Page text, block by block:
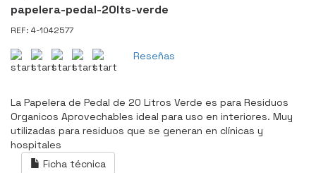
papelera-pedal-20lts-verde
REF: 4-1042577
Reseñas
La Papelera de Pedal de 20 Litros Verde es para Residuos
Organicos Aprovechables ideal para uso en interiores. Muy
utilizadas para residuos que se generan en clínicas y
hospitales
Ficha técnica
Ver todos
los
productos
Ver todos
los
productos
DE
RECICLAJE
Ver todos
los
productos
Ver todos
los
productos
DE
LIMPIEZA
Ver todos
los
productos
DE
MATERIALES
Ver todos
los
productos
LIBRE
Ver todos
los
productos
PARA
BAÑOS